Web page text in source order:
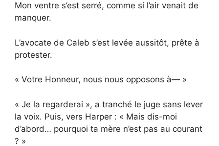
Mon ventre s’est serré, comme si l’air venait de
manquer.
L’avocate de Caleb s’est levée aussitôt, prête à
protester.
« Votre Honneur, nous nous opposons à— »
« Je la regarderai », a tranché le juge sans lever
la voix. Puis, vers Harper : « Mais dis-moi
d’abord… pourquoi ta mère n’est pas au courant
? »